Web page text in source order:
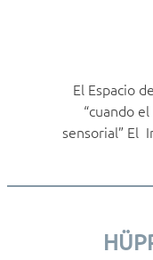
El Espacio
“cuando
sensorial” El